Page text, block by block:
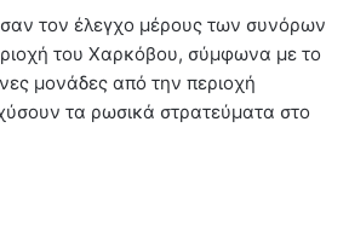
τον έλεγχο μέρους των συνόρων
του Χαρκόβου, σύμφωνα με το
μονάδες από την περιοχή
τα ρωσικά στρατεύματα στο